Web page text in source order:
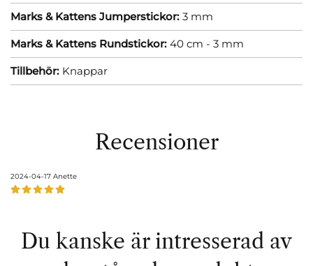
Marks & Kattens Jumperstickor: 3 mm
Marks & Kattens Rundstickor: 40 cm - 3 mm
Tillbehör: Knappar
Recensioner
2024-04-17 Anette
Du kanske är intresserad av